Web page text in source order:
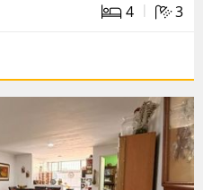
4 | 3